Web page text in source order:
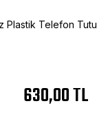
Plastik Telefon
630,00 TL